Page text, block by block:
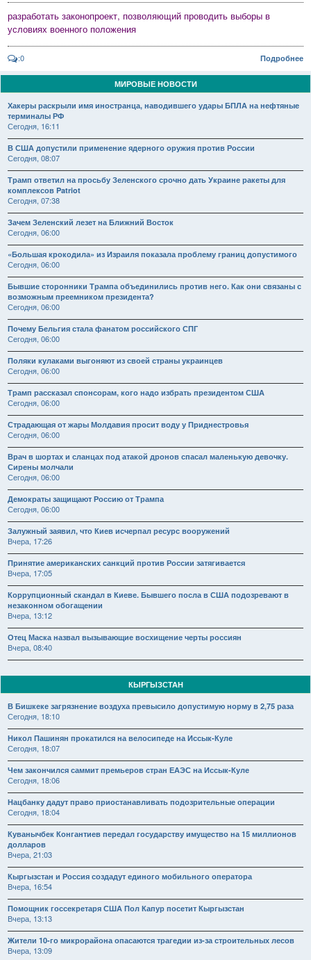
разработать законопроект, позволяющий проводить выборы в
условиях военного положения
:0 Подробнее
МИРОВЫЕ НОВОСТИ
Хакеры раскрыли имя иностранца, наводившего удары БПЛА на нефтяные
терминалы РФ
Сегодня, 16:11
В США допустили применение ядерного оружия против России
Сегодня, 08:07
Трамп ответил на просьбу Зеленского срочно дать Украине ракеты для
комплексов Patriot
Сегодня, 07:38
Зачем Зеленский лезет на Ближний Восток
Сегодня, 06:00
«Большая крокодила» из Израиля показала проблему границ допустимого
Сегодня, 06:00
Бывшие сторонники Трампа объединились против него. Как они связаны с
возможным преемником президента?
Сегодня, 06:00
Почему Бельгия стала фанатом российского СПГ
Сегодня, 06:00
Поляки кулаками выгоняют из своей страны украинцев
Сегодня, 06:00
Трамп рассказал спонсорам, кого надо избрать президентом США
Сегодня, 06:00
Страдающая от жары Молдавия просит воду у Приднестровья
Сегодня, 06:00
Врач в шортах и сланцах под атакой дронов спасал маленькую девочку.
Сирены молчали
Сегодня, 06:00
Демократы защищают Россию от Трампа
Сегодня, 06:00
Залужный заявил, что Киев исчерпал ресурс вооружений
Вчера, 17:26
Принятие американских санкций против России затягивается
Вчера, 17:05
Коррупционный скандал в Киеве. Бывшего посла в США подозревают в
незаконном обогащении
Вчера, 13:12
Отец Маска назвал вызывающие восхищение черты россиян
Вчера, 08:40
КЫРГЫЗСТАН
В Бишкеке загрязнение воздуха превысило допустимую норму в 2,75 раза
Сегодня, 18:10
Никол Пашинян прокатился на велосипеде на Иссык-Куле
Сегодня, 18:07
Чем закончился саммит премьеров стран ЕАЭС на Иссык-Куле
Сегодня, 18:06
Нацбанку дадут право приостанавливать подозрительные операции
Сегодня, 18:04
Куванычбек Конгантиев передал государству имущество на 15 миллионов
долларов
Вчера, 21:03
Кыргызстан и Россия создадут единого мобильного оператора
Вчера, 16:54
Помощник госсекретаря США Пол Капур посетит Кыргызстан
Вчера, 13:13
Жители 10-го микрорайона опасаются трагедии из-за строительных лесов
Вчера, 13:09